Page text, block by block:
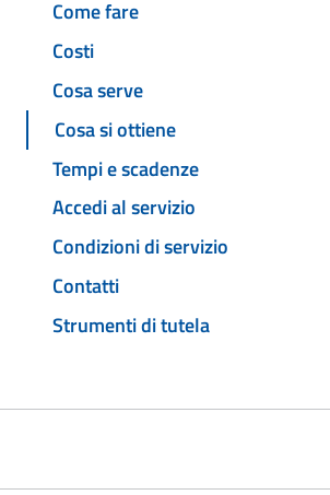
Come fare
Costi
Cosa serve
Cosa si ottiene
Tempi e scadenze
Accedi al servizio
Condizioni di servizio
Contatti
Strumenti di tutela